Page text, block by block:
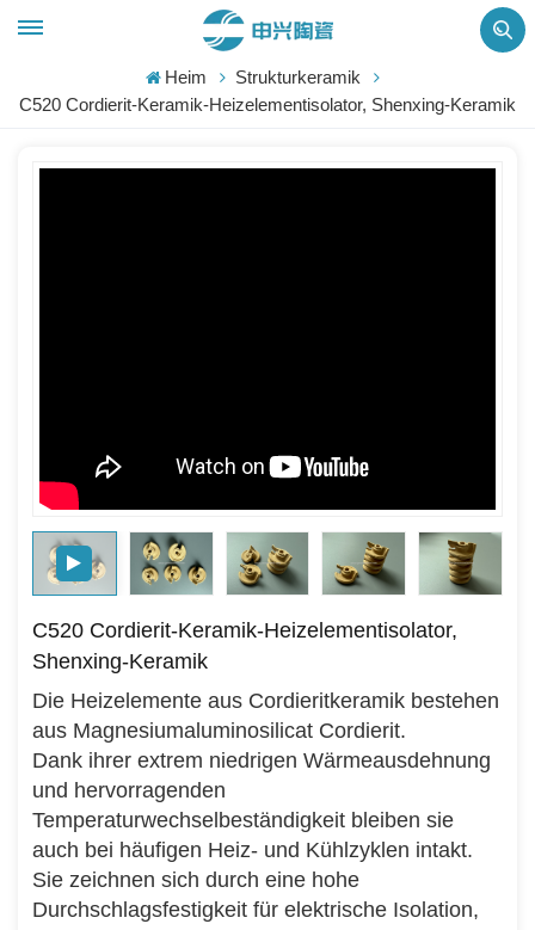
Heim
Strukturkeramik
C520 Cordierit-Keramik-Heizelementisolator, Shenxing-Keramik
C520 Cordierit-Keramik-Heizelementisolator,
Shenxing-Keramik
Die Heizelemente aus Cordieritkeramik bestehen
aus Magnesiumaluminosilicat Cordierit.
Dank ihrer extrem niedrigen Wärmeausdehnung
und hervorragenden
Temperaturwechselbeständigkeit bleiben sie
auch bei häufigen Heiz- und Kühlzyklen intakt.
Sie zeichnen sich durch eine hohe
Durchschlagsfestigkeit für elektrische Isolation,